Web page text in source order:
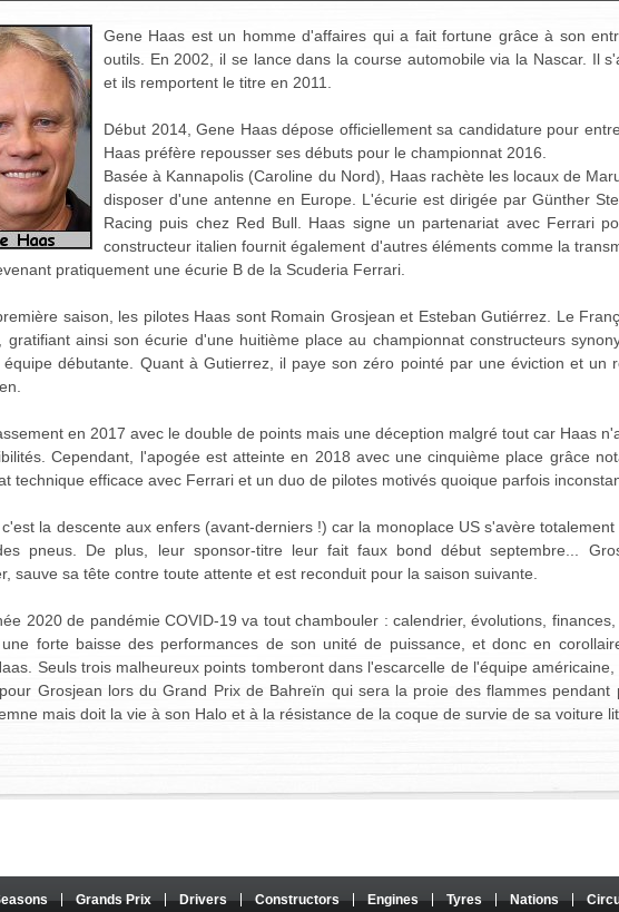
Gene Haas est un homme d'affaires qui a fait fortune grâce à son
outils. En 2002, il se lance dans la course automobile via la Nascar. Il
et ils remportent le titre en 2011.
Début 2014, Gene Haas dépose officiellement sa candidature pour
Haas préfère repousser ses débuts pour le championnat 2016.
Basée à Kannapolis (Caroline du Nord), Haas rachète les locaux de
disposer d'une antenne en Europe. L'écurie est dirigée par Günther
Racing puis chez Red Bull. Haas signe un partenariat avec Ferrari
constructeur italien fournit également d'autres éléments comme la
pratiquement une écurie B de la Scuderia Ferrari.
saison, les pilotes Haas sont Romain Grosjean et Esteban Gutiérrez. Le
gratifiant ainsi son écurie d'une huitième place au championnat constructeurs
équipe débutante. Quant à Gutierrez, il paye son zéro pointé par une éviction et un
en 2017 avec le double de points mais une déception malgré tout car Haas
Cependant, l'apogée est atteinte en 2018 avec une cinquième place grâce
technique efficace avec Ferrari et un duo de pilotes motivés quoique parfois
la descente aux enfers (avant-derniers !) car la monoplace US s'avère
pneus. De plus, leur sponsor-titre leur fait faux bond début septembre...
sauve sa tête contre toute attente et est reconduit pour la saison suivante.
2020 de pandémie COVID-19 va tout chambouler : calendrier, évolutions,
forte baisse des performances de son unité de puissance, et donc en
Seuls trois malheureux points tomberont dans l'escarcelle de l'équipe
Grosjean lors du Grand Prix de Bahreïn qui sera la proie des flammes
mais doit la vie à son Halo et à la résistance de la coque de survie de sa voiture
Grands Prix Drivers Constructors Engines Tyres Nations